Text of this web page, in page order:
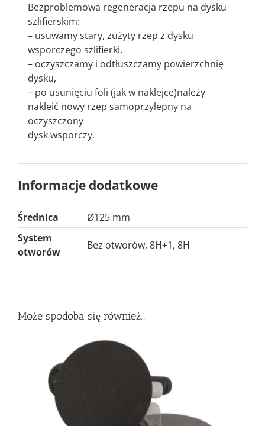
Bezproblemowa regeneracja rzepu na dysku
szlifierskim:
– usuwamy stary, zużyty rzep z dysku
wsporczego szlifierki,
– oczyszczamy i odtłuszczamy powierzchnię
dysku,
– po usunięciu foli (jak w naklejce)należy
nakleić nowy rzep samoprzylepny na
oczyszczony
dysk wsporczy.
Informacje dodatkowe
Średnica
Ø125 mm
System
otworów
Bez otworów, 8H+1, 8H
Może spodoba się również…